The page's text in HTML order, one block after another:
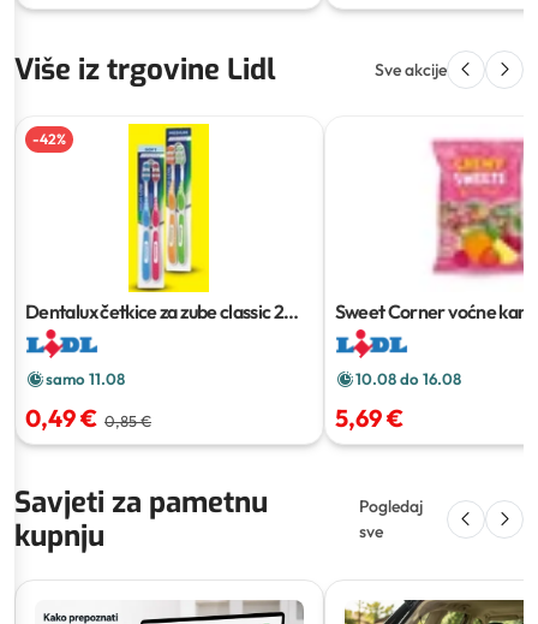
Više iz trgovine Lidl Sve akcije
-42%
Dentalux četkice za zube classic2
kom
samo 11.08
0,49 € 0,85 €
Sweet Corner voćne
1.2 kg
10.08 do 16.08
5,69 €
Savjeti za pametnu
kupnju
Pogledaj
sve